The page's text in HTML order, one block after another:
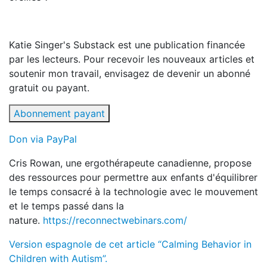
Katie Singer's Substack est une publication financée
par les lecteurs. Pour recevoir les nouveaux articles et
soutenir mon travail, envisagez de devenir un abonné
gratuit ou payant.
Abonnement payant
Don via PayPal
Cris Rowan, une ergothérapeute canadienne, propose
des ressources pour permettre aux enfants d'équilibrer
le temps consacré à la technologie avec le mouvement
et le temps passé dans la
nature. https://reconnectwebinars.com/
Version espagnole de cet article “Calming Behavior in
Children with Autism”.